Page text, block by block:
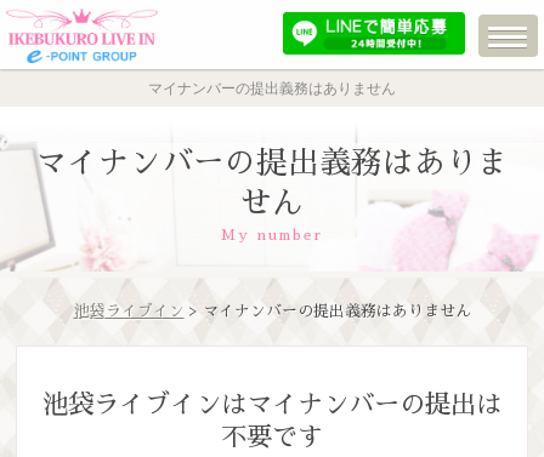
マイナンバーの提出義務はありません
マイナンバーの提出義務はありま
せん
My number
池袋ライブイン > マイナンバーの提出義務はありません
池袋ライブインはマイナンバーの提出は
不要です